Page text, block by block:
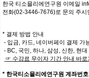
한국 티소믈리에 연구원 이메일
전화(02-3446-7676)로 문의 주시
* 결제 방법 안내
- 입금, 카드, 네이버페이 결제 가
- BC, 국민, 하나, 삼성, 신한, 현
☞ 수강료 무이자 기간 안내 바로
* 한국티소믈리에연구원 계좌번호